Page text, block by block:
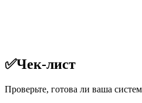
✅Чек-лист
Проверьте, готова ли ваша